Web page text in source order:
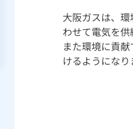
大阪ガスは、
わせて電気を供
また環境に貢
けるようになり